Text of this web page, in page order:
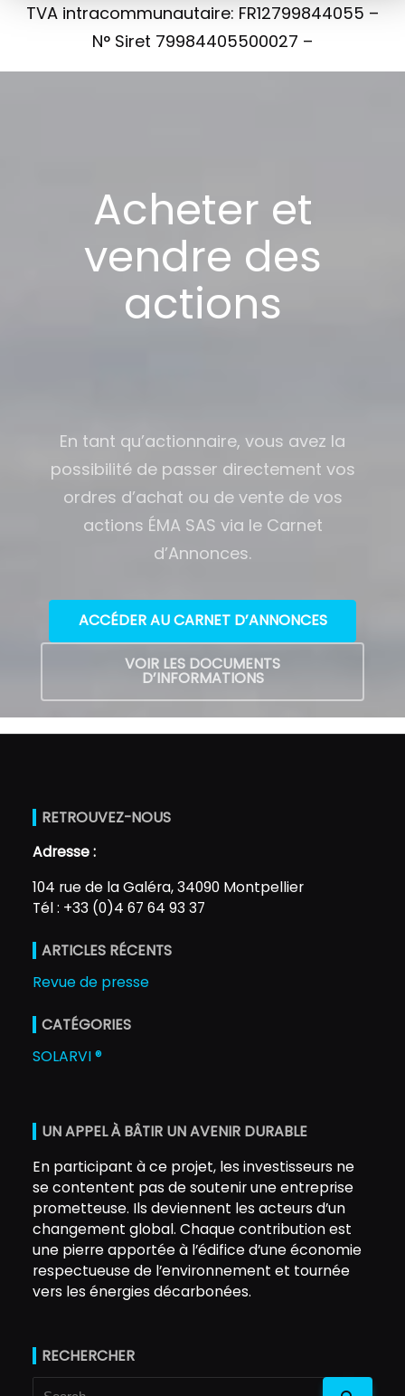
TVA intracommunautaire: FR12799844055 –
N° Siret 79984405500027 –
Acheter et
vendre des
actions
En tant qu’actionnaire, vous avez la
possibilité de passer directement vos
ordres d’achat ou de vente de vos
actions ÉMA SAS via le Carnet
d’Annonces.
ACCÉDER AU CARNET D’ANNONCES
VOIR LES DOCUMENTS
D’INFORMATIONS
RETROUVEZ-NOUS
Adresse :
104 rue de la Galéra, 34090 Montpellier
Tél : +33 (0)4 67 64 93 37
ARTICLES RÉCENTS
Revue de presse
CATÉGORIES
SOLARVI ®
UN APPEL À BÂTIR UN AVENIR DURABLE
En participant à ce projet, les investisseurs ne
se contentent pas de soutenir une entreprise
prometteuse. Ils deviennent les acteurs d’un
changement global. Chaque contribution est
une pierre apportée à l’édifice d’une économie
respectueuse de l’environnement et tournée
vers les énergies décarbonées.
RECHERCHER
Search